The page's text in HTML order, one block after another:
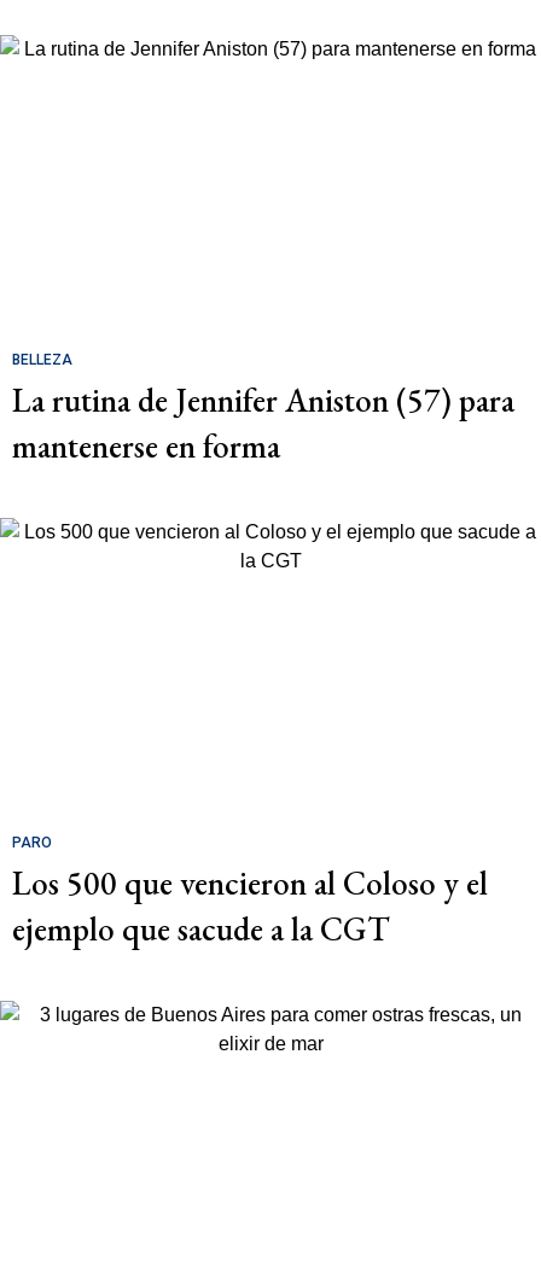
BELLEZA
La rutina de Jennifer Aniston (57) para
mantenerse en forma
PARO
Los 500 que vencieron al Coloso y el
ejemplo que sacude a la CGT